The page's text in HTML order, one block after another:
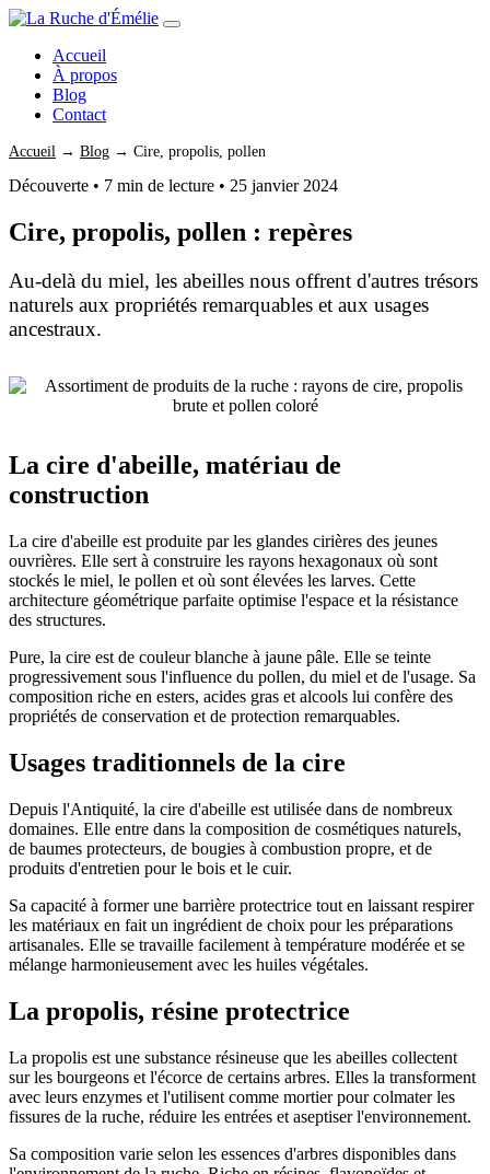
Accueil
À propos
Blog
Contact
Accueil → Blog → Cire, propolis, pollen
Découverte • 7 min de lecture • 25 janvier 2024
Cire, propolis, pollen : repères
Au-delà du miel, les abeilles nous offrent d'autres trésors
naturels aux propriétés remarquables et aux usages
ancestraux.
La cire d'abeille, matériau de
construction
La cire d'abeille est produite par les glandes cirières des jeunes
ouvrières. Elle sert à construire les rayons hexagonaux où sont
stockés le miel, le pollen et où sont élevées les larves. Cette
architecture géométrique parfaite optimise l'espace et la résistance
des structures.
Pure, la cire est de couleur blanche à jaune pâle. Elle se teinte
progressivement sous l'influence du pollen, du miel et de l'usage. Sa
composition riche en esters, acides gras et alcools lui confère des
propriétés de conservation et de protection remarquables.
Usages traditionnels de la cire
Depuis l'Antiquité, la cire d'abeille est utilisée dans de nombreux
domaines. Elle entre dans la composition de cosmétiques naturels,
de baumes protecteurs, de bougies à combustion propre, et de
produits d'entretien pour le bois et le cuir.
Sa capacité à former une barrière protectrice tout en laissant respirer
les matériaux en fait un ingrédient de choix pour les préparations
artisanales. Elle se travaille facilement à température modérée et se
mélange harmonieusement avec les huiles végétales.
La propolis, résine protectrice
La propolis est une substance résineuse que les abeilles collectent
sur les bourgeons et l'écorce de certains arbres. Elles la transforment
avec leurs enzymes et l'utilisent comme mortier pour colmater les
fissures de la ruche, réduire les entrées et aseptiser l'environnement.
Sa composition varie selon les essences d'arbres disponibles dans